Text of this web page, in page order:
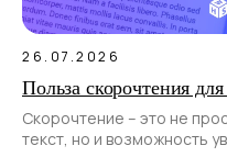
26.07.2026
Польза скорочтения для
Скорочтение – это не
текст, но и возможность